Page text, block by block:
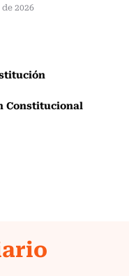
2026
Constitucional